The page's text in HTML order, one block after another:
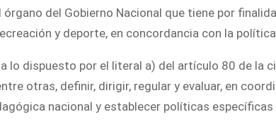
órgano del Gobierno Nacional que tiene por
y deporte, en concordancia con la
lo dispuesto por el literal a) del artículo 80 de la
otras, definir, dirigir, regular y evaluar, en
nacional y establecer políticas específicas